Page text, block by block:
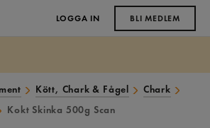
LOGGA IN BLI MEDLEM
Kött, Chark & Fågel
Chark
Kokt Skinka 500g Scan